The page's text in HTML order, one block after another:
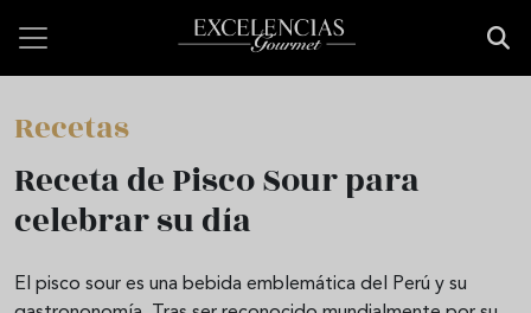
Recetas
Receta de Pisco Sour para
celebrar su día
El pisco sour es una bebida emblemática del Perú y su